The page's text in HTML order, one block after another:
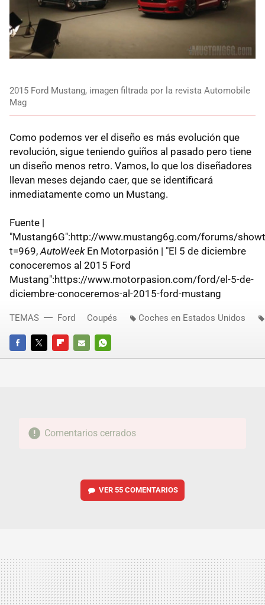
2015 Ford Mustang, imagen filtrada por la revista Automobile
Mag
Como podemos ver el diseño es más evolución que
revolución, sigue teniendo guiños al pasado pero tiene
un diseño menos retro. Vamos, lo que los diseñadores
llevan meses dejando caer, que se identificará
inmediatamente como un Mustang.
Fuente |
"Mustang6G":http://www.mustang6g.com/forums/
t=969, AutoWeekEn Motorpasión | "El 5 de diciembre
conoceremos al 2015 Ford
Mustang":https://www.motorpasion.com/ford/el-5-de-
diciembre-conoceremos-al-2015-ford-mustang
FACEBOOKTWITTERFLIPBOARD
E-
WHATSAPP
TEMAS Ford Coupés Coches en Estados Unidos
Comentarios cerrados
VER 55 COMENTARIOS